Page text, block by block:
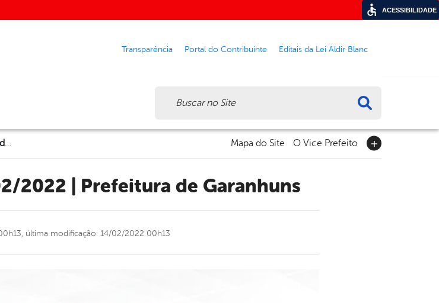
Transparência Portal do Contribuinte Editais da Lei Aldir Blanc
Boletim Covid-19 – 13/02/2022 | Prefeitura de Garanhuns Mapa do Site O Vice Prefeito
2022 | Prefeitura de Garanhuns
última modificação: 14/02/2022 00h13
ACESSIBILIDADE